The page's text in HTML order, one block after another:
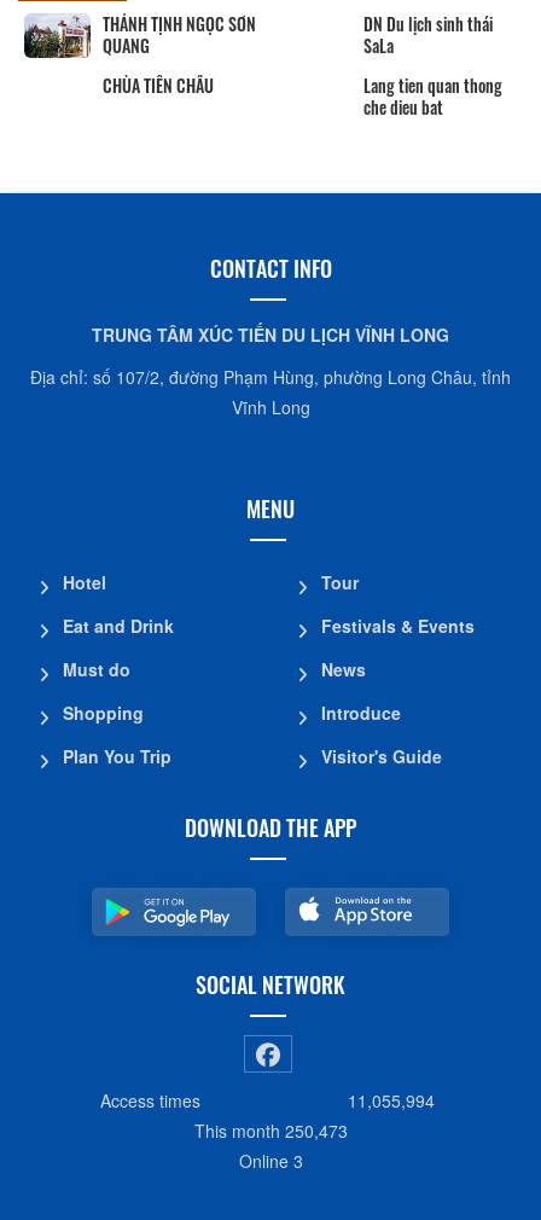
THÁNH TỊNH NGỌC SƠN
QUANG
DN Du lịch sinh thái
SaLa
CHÙA TIÊN CHÂU
Lang tien quan thong
che dieu bat
CONTACT INFO
TRUNG TÂM XÚC TIẾN DU LỊCH VĨNH LONG
Địa chỉ: số 107/2, đường Phạm Hùng, phường Long Châu, tỉnh
Vĩnh Long
MENU
Hotel
Eat and Drink
Must do
Shopping
Plan You Trip
Tour
Festivals & Events
News
Introduce
Visitor's Guide
DOWNLOAD THE APP
SOCIAL NETWORK
Access times
11,055,994
This month 250,473
Online 3